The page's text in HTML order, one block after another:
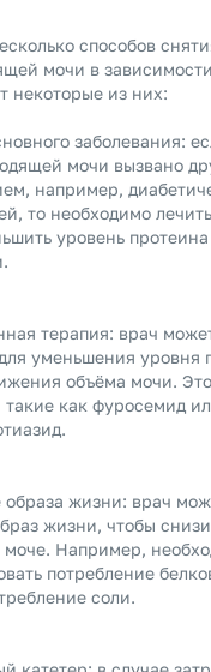
способов
мочи в
некоторые из них:
заболевания:
мочи вызвано
например,
то необходимо
уровень
терапия: врач
уменьшения уровня
объёма мочи.
такие как фуросемид
жизни: врач
жизни, чтобы
моче. Например,
потребление
соли.